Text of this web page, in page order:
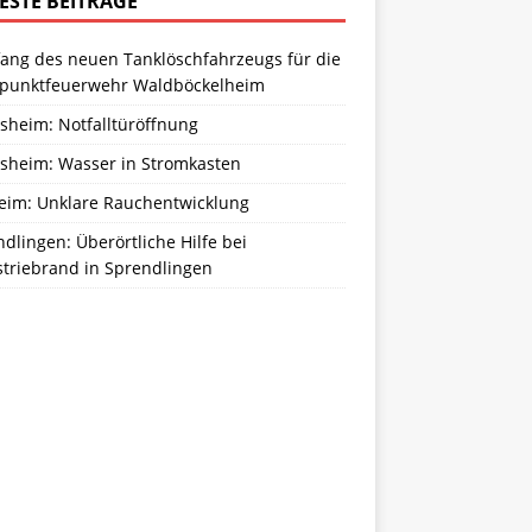
des neuen Tanklöschfahrzeugs für die
Waldböckelheim
Notfalltüröffnung
Wasser in Stromkasten
Unklare Rauchentwicklung
Überörtliche Hilfe bei
in Sprendlingen